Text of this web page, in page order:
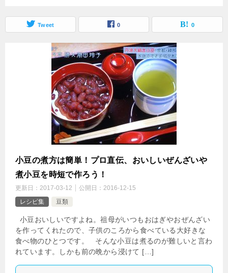
Tweet 0 0
小豆の煮方は簡単！プロ直伝、おいしいぜんざいや
煮小豆を時短で作ろう！
更新日： 2017-03-12 公開日： 2016-12-15
レシピ集
豆類
小豆おいしいですよね。祖母がいつもおはぎやおぜんざい
を作ってくれたので、子供のころから食べている大好きな
食べ物のひとつです。 そんな小豆は煮るのが難しいと言わ
れています。しかも前の晩から浸けて […]